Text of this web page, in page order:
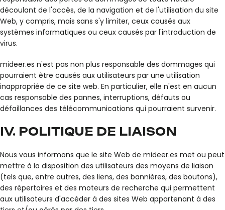
découlant de l'accès, de la navigation et de l'utilisation du site
Web, y compris, mais sans s'y limiter, ceux causés aux
systèmes informatiques ou ceux causés par l'introduction de
virus.
mideer.es n'est pas non plus responsable des dommages qui
pourraient être causés aux utilisateurs par une utilisation
inappropriée de ce site web. En particulier, elle n'est en aucun
cas responsable des pannes, interruptions, défauts ou
défaillances des télécommunications qui pourraient survenir.
IV. POLITIQUE DE LIAISON
Nous vous informons que le site Web de mideer.es met ou peut
mettre à la disposition des utilisateurs des moyens de liaison
(tels que, entre autres, des liens, des bannières, des boutons),
des répertoires et des moteurs de recherche qui permettent
aux utilisateurs d'accéder à des sites Web appartenant à des